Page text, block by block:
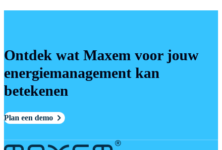
Ontdek wat Maxem voor jouw
energiemanagement kan
betekenen
Plan een demo